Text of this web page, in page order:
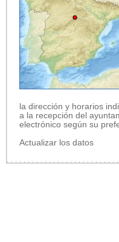
la dirección y horarios
a la recepción del
electrónico según su
Actualizar los datos